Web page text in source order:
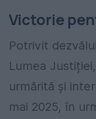
Victorie
Potrivit
Lumea
urmărită și
mai 2025, în